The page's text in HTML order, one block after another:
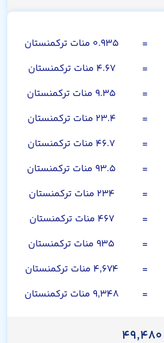
=
۰.۹۳۵ منات ترکمنستان
=
۴.۶۷ منات ترکمنستان
=
۹.۳۵ منات ترکمنستان
=
۲۳.۴ منات ترکمنستان
=
۴۶.۷ منات ترکمنستان
=
۹۳.۵ منات ترکمنستان
=
۲۳۴ منات ترکمنستان
=
۴۶۷ منات ترکمنستان
=
۹۳۵ منات ترکمنستان
=
۴,۶۷۴ منات ترکمنستان
= ۹,۳۴۸ منات ترکمنستان
۴۹,۴۸۰